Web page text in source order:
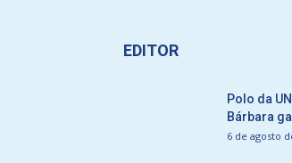
EDITOR
Polo da
Bárbara
6 de agosto